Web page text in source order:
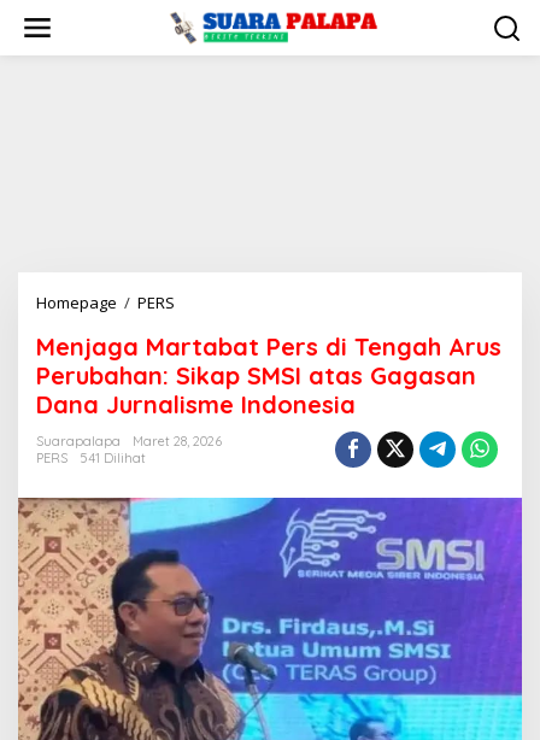
konten
Homepage / PERS
Pers
di
Tengah
Perubahan:
SMSI
atas
Gagasan
Dana
Jurnalisme
Indonesia
Menjaga Martabat Pers di Tengah Arus
Perubahan: Sikap SMSI atas Gagasan
Dana Jurnalisme Indonesia
Suarapalapa
Maret 28, 2026
PERS
541 Dilihat